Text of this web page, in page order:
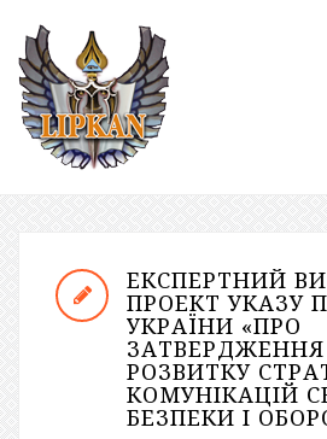
ЕКСПЕРТНИЙ
ПРОЕКТ УКАЗУ
УКРАЇНИ «ПРО
ЗАТВЕРДЖЕННЯ
РОЗВИТКУ
КОМУНІКАЦІЙ
БЕЗПЕКИ І